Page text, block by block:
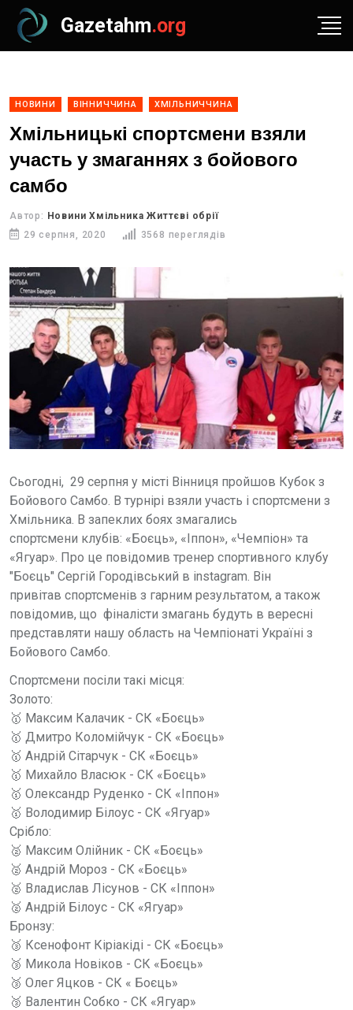
Gazetahm.org
НОВИНИ ВІННИЧЧИНА ХМІЛЬНИЧЧИНА
Хмільницькі спортсмени взяли
участь у змаганнях з бойового
самбо
Автор: Новини Хмільника Життєві обрії
29 серпня, 2020
3568 переглядів
Сьогодні, 29 серпня у місті Вінниця пройшов Кубок з
Бойового Самбо. В турнірі взяли участь і спортсмени з
Хмільника. В запеклих боях змагались
спортсмени клубів: «Боєць», «Іппон», «Чемпіон» та
«Ягуар». Про це повідомив тренер спортивного клубу
"Боєць" Сергій Городівський в instagram. Він
привітав спортсменів з гарним результатом, а також
повідомив, що фіналісти змагань будуть в вересні
представляти нашу область на Чемпіонаті Україні з
Бойового Самбо.
Спортсмени посіли такі місця:
Золото:
🥇 Максим Калачик - СК «Боєць»
🥇 Дмитро Коломійчук - СК «Боєць»
🥇 Андрій Сітарчук - СК «Боєць»
🥇 Михайло Власюк - СК «Боєць»
🥇 Олександр Руденко - СК «Іппон»
🥇 Володимир Білоус - СК «Ягуар»
Срібло:
🥈 Максим Олійник - СК «Боєць»
🥈 Андрій Мороз - СК «Боєць»
🥈 Владислав Лісунов - СК «Іппон»
🥈 Андрій Білоус - СК «Ягуар»
Бронзу:
🥉 Ксенофонт Кіріакіді - СК «Боєць»
🥉 Микола Новіков - СК «Боєць»
🥉 Олег Яцков - СК « Боєць»
🥉 Валентин Собко - СК «Ягуар»